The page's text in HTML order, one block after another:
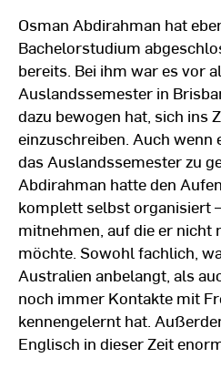
Osman Abdirahman hat
Bachelorstudium
bereits. Bei ihm war es vor
Auslandssemester in
dazu bewogen hat, sich ins
einzuschreiben. Auch wenn
das Auslandssemester zu
Abdirahman hatte den
komplett selbst organisiert
mitnehmen, auf die er nicht
möchte. Sowohl fachlich,
Australien anbelangt, als
noch immer Kontakte mit
kennengelernt hat.
Englisch in dieser Zeit